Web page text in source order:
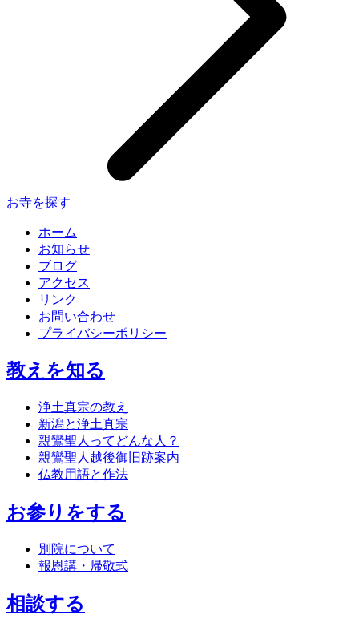
お寺を探す
ホーム
お知らせ
ブログ
アクセス
リンク
お問い合わせ
プライバシーポリシー
教えを知る
浄土真宗の教え
新潟と浄土真宗
親鸞聖人ってどんな人？
親鸞聖人越後御旧跡案内
仏教用語と作法
お参りをする
別院について
報恩講・帰敬式
相談する